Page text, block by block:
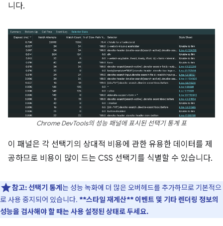
니다.
Chrome DevTools의 성능 패널에 표시된 선택기 통계 표
이 패널은 각 선택기의 상대적 비용에 관한 유용한 데이터를 제
공하므로 비용이 많이 드는 CSS 선택기를 식별할 수 있습니다.
참고: 선택기 통계 는 성능 녹화에 더 많은 오버헤드를 추가하므로 기본적으
로 사용 중지되어 있습니다. **스타일 재계산** 이벤트 및 기타 렌더링 정보의
성능을 검사해야 할 때는 사용 설정된 상태로 두세요.